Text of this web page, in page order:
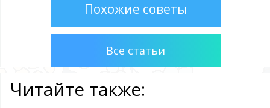
Похожие советы
Все статьи
Читайте также: